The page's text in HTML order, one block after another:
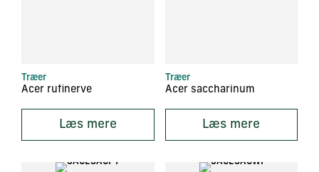
Træer
Acer rufinerve
Læs mere
Træer
Acer saccharinum
Læs mere